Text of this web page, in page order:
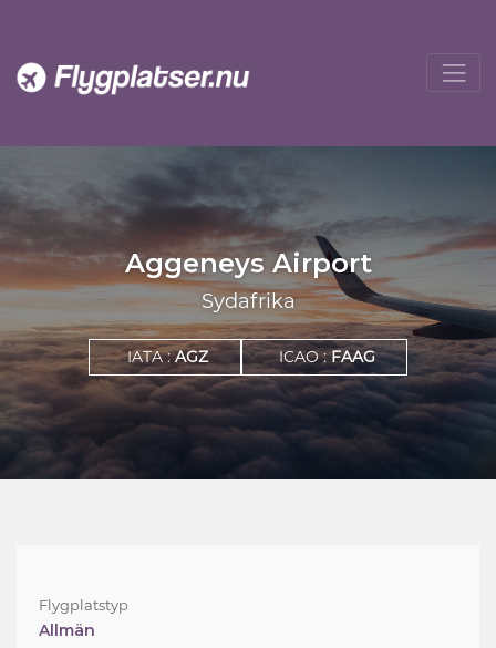
Aggeneys Airport
Sydafrika
IATA :AGZ ICAO :FAAG
Flygplatstyp
Allmän